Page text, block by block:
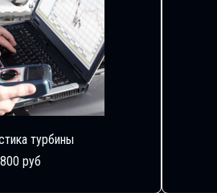
турбины
руб